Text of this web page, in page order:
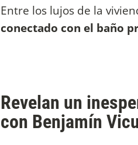
Entre los lujos de la
conectado con el baño
Revelan un
con Benjamín